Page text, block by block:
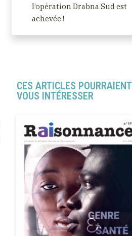
l’opération Drabna Sud est
achevée !
CES ARTICLES POURRAIENT
VOUS INTÉRESSER